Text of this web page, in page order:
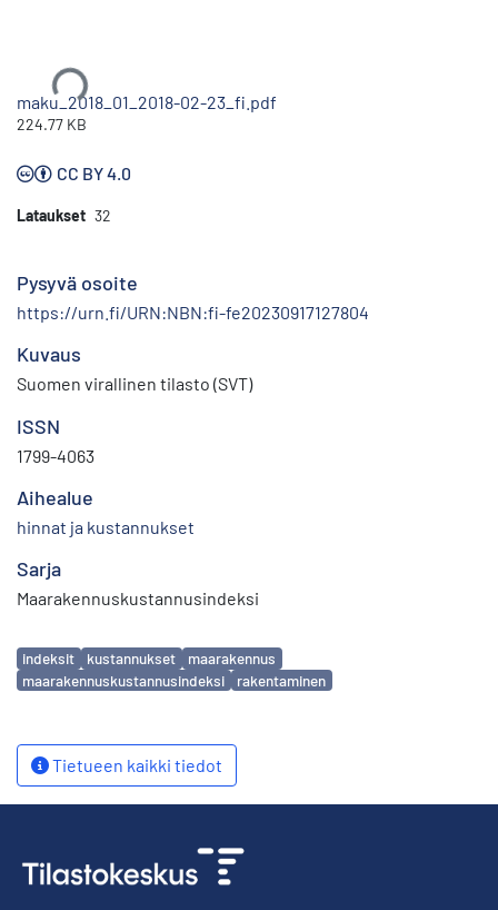
Ladataan...
maku_2018_01_2018-02-23_fi.pdf
224.77 KB
CC BY 4.0
Lataukset 32
Pysyvä osoite
https://urn.fi/URN:NBN:fi-fe20230917127804
Kuvaus
Suomen virallinen tilasto (SVT)
ISSN
1799-4063
Aihealue
hinnat ja kustannukset
Sarja
Maarakennuskustannusindeksi
Avainsanat
indeksit kustannukset
maarakennus
maarakennuskustannusindeksi
rakentaminen
Tietueen kaikki tiedot